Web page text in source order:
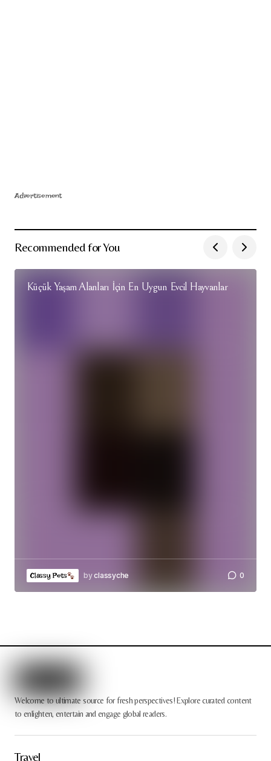
Advertisement
Recommended for You
Küçük Yaşam Alanları İçin En Uygun Evcil Hayvanlar
Classy Pets byclassyche 0
Welcome to ultimate source for fresh perspectives! Explore curated content
to enlighten, entertain and engage global readers.
Travel